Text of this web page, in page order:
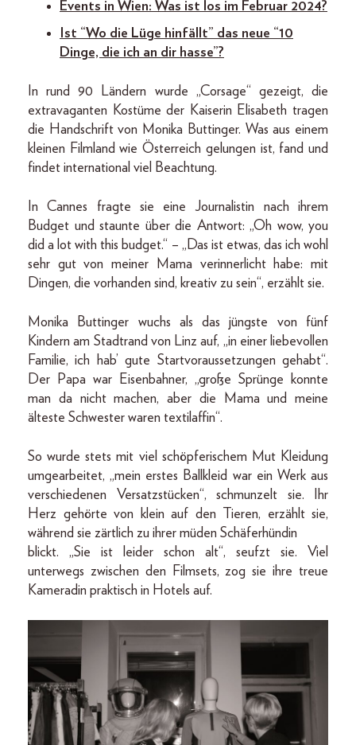
Events in Wien: Was ist los im Februar 2024?
Ist “Wo die Lüge hinfällt” das neue “10
Dinge, die ich an dir hasse”?
In rund 90 Ländern wurde „Corsage“ gezeigt, die
extravaganten Kostüme der Kaiserin Elisabeth tragen
die Handschrift von Monika Buttinger. Was aus einem
kleinen Filmland wie Österreich gelungen ist, fand und
findet international viel Beachtung.
In Cannes fragte sie eine Journalistin nach ihrem
Budget und staunte über die Antwort: „Oh wow, you
did a lot with this budget.“ – „Das ist etwas, das ich wohl
sehr gut von meiner Mama verinnerlicht habe: mit
Dingen, die vorhanden sind, kreativ zu sein“, erzählt sie.
Monika Buttinger wuchs als das jüngste von fünf
Kindern am Stadtrand von Linz auf, „in einer liebevollen
Familie, ich hab’ gute Startvoraussetzungen gehabt“.
Der Papa war Eisenbahner, „große Sprünge konnte
man da nicht machen, aber die Mama und meine
älteste Schwester waren textilaffin“.
So wurde stets mit viel schöpferischem Mut Kleidung
umgearbeitet, „mein erstes Ballkleid war ein Werk aus
verschiedenen Versatzstücken“, schmunzelt sie. Ihr
Herz gehörte von klein auf den Tieren, erzählt sie,
während sie zärtlich zu ihrer müden Schäferhündin
blickt. „Sie ist leider schon alt“, seufzt sie. Viel
unterwegs zwischen den Filmsets, zog sie ihre treue
Kameradin praktisch in Hotels auf.